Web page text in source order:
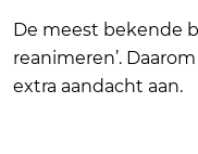
De meest bekende
reanimeren’.
extra aandacht aan.